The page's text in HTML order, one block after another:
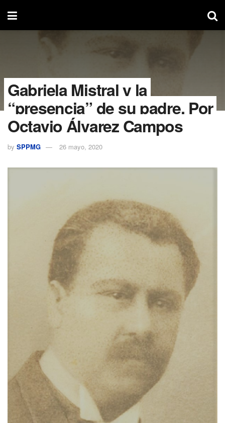
Gabriela Mistral y la
“presencia” de su padre. Por
Octavio Álvarez Campos
by SPPMG 26 mayo, 2020